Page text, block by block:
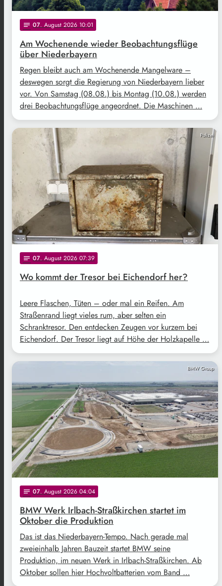
notes 07. August 2026 10:01
Am Wochenende wieder Beobachtungsflüge
über Niederbayern
Regen bleibt auch am Wochenende Mangelware –
deswegen sorgt die Regierung von Niederbayern lieber
vor. Von Samstag (08.08.) bis Montag (10.08.) werden
drei Beobachtungsflüge angeordnet. Die Maschinen …
Polizei
notes 07. August 2026 07:39
Wo kommt der Tresor bei Eichendorf her?
Leere Flaschen, Tüten – oder mal ein Reifen. Am
Straßenrand liegt vieles rum, aber selten ein
Schranktresor. Den entdecken Zeugen vor kurzem bei
Eichendorf. Der Tresor liegt auf Höhe der Holzkapelle …
BMW Group
notes 07. August 2026 04:04
BMW Werk Irlbach-Straßkirchen startet im
Oktober die Produktion
Das ist das Niederbayern-Tempo. Nach gerade mal
zweieinhalb Jahren Bauzeit startet BMW seine
Produktion, im neuen Werk in Irlbach-Straßkirchen. Ab
Oktober sollen hier Hochvoltbatterien vom Band …